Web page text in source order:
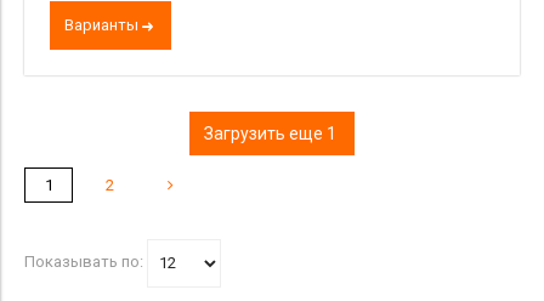
Варианты
Загрузить еще 1
1 2
Показывать по: